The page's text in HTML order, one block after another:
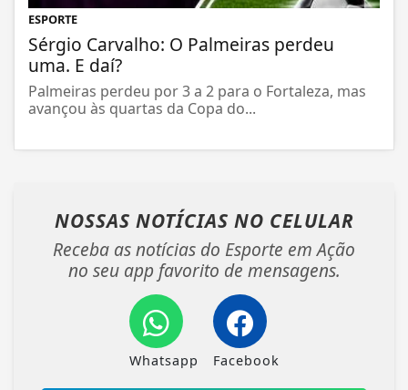
ESPORTE
Sérgio Carvalho: O Palmeiras perdeu
uma. E daí?
Palmeiras perdeu por 3 a 2 para o Fortaleza, mas
avançou às quartas da Copa do...
NOSSAS NOTÍCIAS NO CELULAR
Receba as notícias do Esporte em Ação
no seu app favorito de mensagens.
Whatsapp Facebook